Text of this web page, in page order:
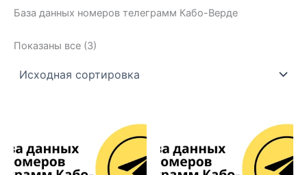
База данных номеров телеграмм Кабо-Верде
Показаны все (3)